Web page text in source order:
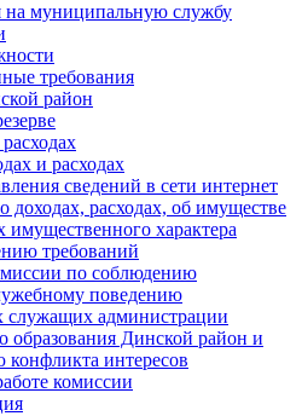
на муниципальную службу
требования
район
и расходах
сведений в сети интернет
доходах, расходах, об имуществе
имущественного характера
требований
по соблюдению
поведению
администрации
образования Динской район и
конфликта интересов
комиссии